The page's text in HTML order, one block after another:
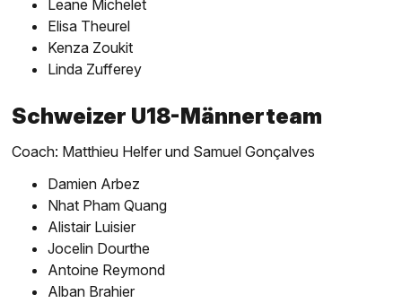
Leane Michelet
Elisa Theurel
Kenza Zoukit
Linda Zufferey
Schweizer U18-Männerteam
Coach: Matthieu Helfer und Samuel Gonçalves
Damien Arbez
Nhat Pham Quang
Alistair Luisier
Jocelin Dourthe
Antoine Reymond
Alban Brahier